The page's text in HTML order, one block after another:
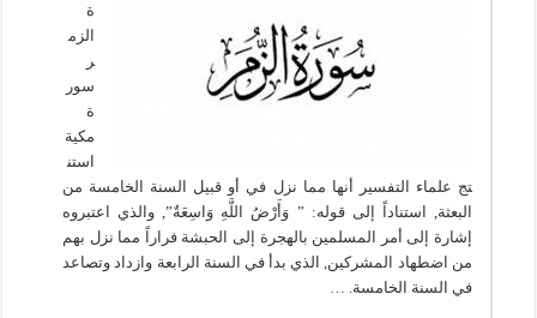
ة
الزم
ر
سور
ة
مكية
استن
تج علماء التفسير أنها مما نزل في أو قبيل السنة الخامسة من
البعثة, استناداً إلى قوله: ” وَأَرْضُ اللَّهِ وَاسِعَةٌ”, والذي اعتبروه
إشارة إلى أمر المسلمين بالهجرة إلى الحبشة فراراً مما نزل بهم
من اضطهاد المشركين, الذي بدأ في السنة الرابعة وازداد وتصاعد
في السنة الخامسة. …